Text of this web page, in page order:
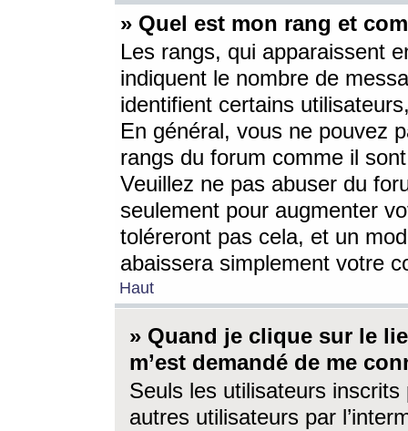
» Quel est mon rang et
Les rangs, qui apparaissent
indiquent le nombre de
identifient certains
En général, vous ne pouvez
rangs du forum comme il
Veuillez ne pas abuser du
seulement pour augmenter
toléreront pas cela, et un
abaissera simplement votre
Haut
» Quand je clique sur le
m’est demandé de me
Seuls les utilisateurs
autres utilisateurs par